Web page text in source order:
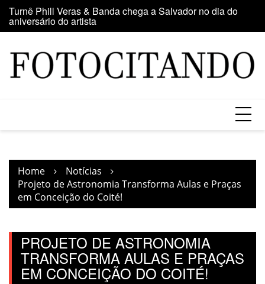
Skip
content
Turnê Phill Veras & Banda chega a Salvador no dia do
aniversário do artista
Home
Notícias
Projeto de Astronomia Transforma Aulas e Praças
em Conceição do Coité!
PROJETO DE ASTRONOMIA
TRANSFORMA AULAS E PRAÇAS
EM CONCEIÇÃO DO COITÉ!